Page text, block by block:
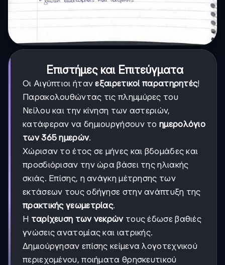
Επιστήμες και Επιτεύγματα
Οι Αιγύπτιοι ήτανεξαιρετικοί παρατηρητές!
Παρακολουθώντας τις πλημμύρες του
Νείλου και την κίνηση των αστεριών,
κατάφεραν να δημιουργήσουν τοημερολόγιο
των 365 ημερών.
Χώρισαν το έτος σε μήνες και βδομάδες και
προσδιόρισαν την ώρα βάσει της ηλιακής
σκιάς. Επίσης, η ανάγκη μέτρησης των
εκτάσεων τους οδήγησε στην ανάπτυξη της
πρακτικής γεωμετρίας.
Η ταρίχευση των νεκρώντους έδωσε βαθιές
γνώσεις ανατομίας και ιατρικής.
Δημιούργησαν επίσης κείμενα λογοτεχνικού
περιεχομένου, ποιήματα θρησκευτικού